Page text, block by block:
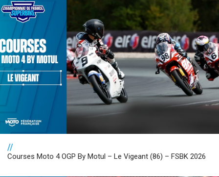
//
Courses Moto 4 OGP By Motul – Le Vigeant (86) – FSBK 2026